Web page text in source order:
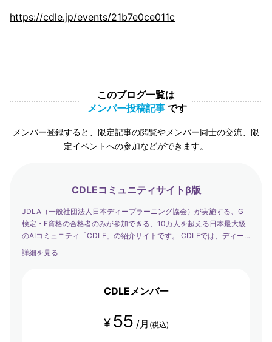
https://cdle.jp/events/21b7e0ce011c
このブログ一覧は
メンバー投稿記事 です
メンバー登録すると、限定記事の閲覧やメンバー同士の交流、限
定イベントへの参加などができます。
CDLEコミュニティサイトβ版
JDLA（一般社団法人日本ディープラーニング協会）が実施する、G
検定・E資格の合格者のみが参加できる、10万人を超える日本最大級
のAIコミュニティ「CDLE」の紹介サイトです。 CDLEでは、ディー
プラーニングの社会実装の日本代表として、社会を発展させるエバン
詳細を見る
CDLEメンバー
¥ 55 /月 (税込)